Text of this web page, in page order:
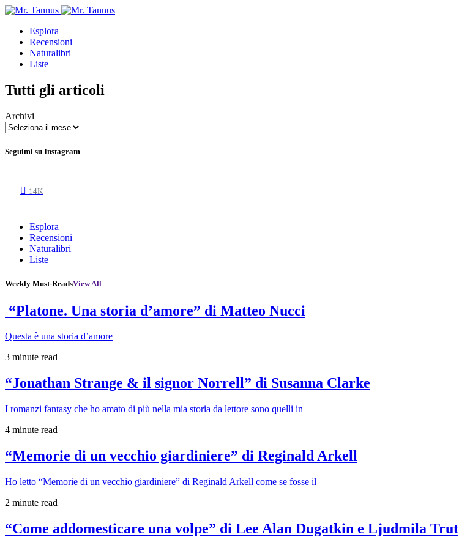
Esplora
Recensioni
Naturalibri
Liste
Tutti gli articoli
Archivi
Seguimi su Instagram
14K
Esplora
Recensioni
Naturalibri
Liste
Weekly Must-ReadsView All
“Platone. Una storia d’amore” di Matteo Nucci
Questa è una storia d’amore
3 minute read
“Jonathan Strange & il signor Norrell” di Susanna Clarke
I romanzi fantasy che ho amato di più nella mia storia da lettore sono quelli in
4 minute read
“Memorie di un vecchio giardiniere” di Reginald Arkell
Ho letto “Memorie di un vecchio giardiniere” di Reginald Arkell come se fosse il
2 minute read
“Come addomesticare una volpe” di Lee Alan Dugatkin e Ljudmila Trut